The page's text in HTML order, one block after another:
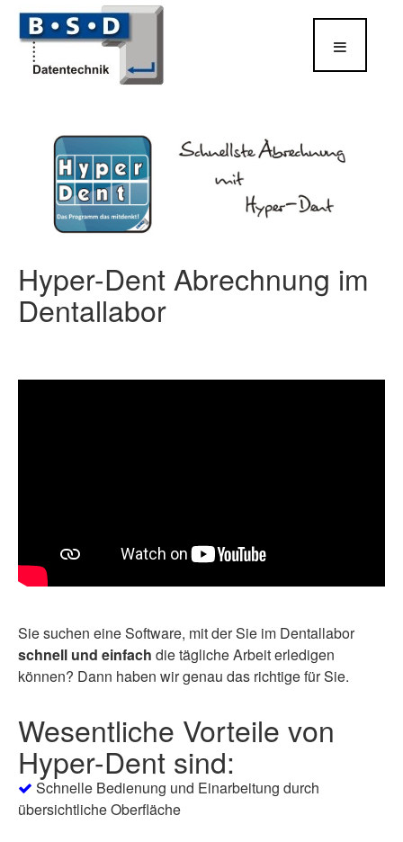
[Open Cookie Prefs]
Hyper-Dent Abrechnung im
Dentallabor
Sie suchen eine Software, mit der Sie im Dentallabor
schnell und einfach die tägliche Arbeit erledigen
können? Dann haben wir genau das richtige für Sie.
Wesentliche Vorteile von
Hyper-Dent sind:
Schnelle Bedienung und Einarbeitung durch
übersichtliche Oberfläche